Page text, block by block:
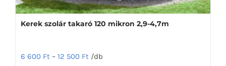
Kerek szolár takaró 120 mikron 2,9-4,7m
6 600 Ft – 12 500 Ft /db